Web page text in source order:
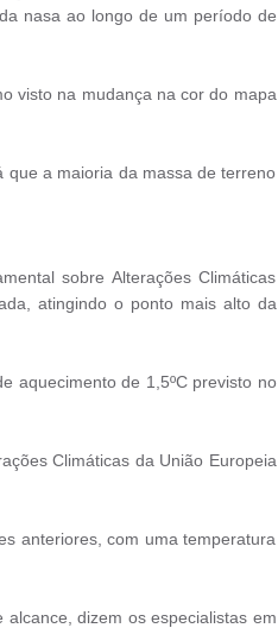
nasa ao longo de um período de
visto na mudança na cor do mapa
que a maioria da massa de terreno
sobre Alterações Climáticas
atingindo o ponto mais alto da
aquecimento de 1,5ºC previsto no
Climáticas da União Europeia
anteriores, com uma temperatura
dizem os especialistas em